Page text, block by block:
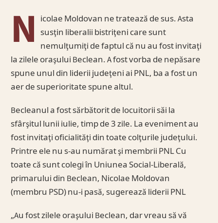
N icolae Moldovan ne tratează de sus. Asta
susţin liberalii bistriţeni care sunt
nemulţumiţi de faptul că nu au fost invitaţi
la zilele oraşului Beclean. A fost vorba de nepăsare
spune unul din liderii judeţeni ai PNL, ba a fost un
aer de superioritate spune altul.
Becleanul a fost sărbătorit de locuitorii săi la
sfârşitul lunii iulie, timp de 3 zile. La eveniment au
fost invitaţi oficialităţi din toate colţurile judeţului.
Printre ele nu s-au numărat şi membrii PNL Cu
toate că sunt colegi în Uniunea Social-Liberală,
primarului din Beclean, Nicolae Moldovan
(membru PSD) nu-i pasă, sugerează liderii PNL
„Au fost zilele oraşului Beclean, dar vreau să vă